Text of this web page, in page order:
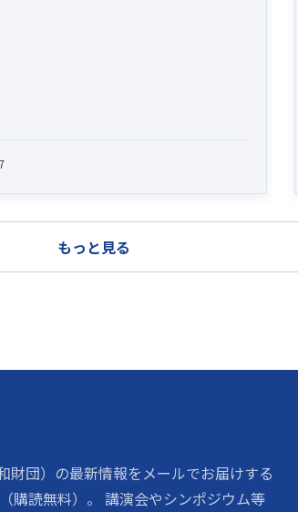
もっと見る
財団）の最新情報をメールでお届けする
購読無料）。 講演会やシンポジウム等